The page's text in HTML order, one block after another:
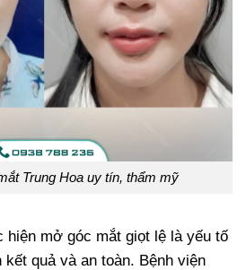
Trung Hoa uy tín, thẩm mỹ
hiện mở góc mắt giọt lệ là yếu tố
kết quả và an toàn. Bệnh viện